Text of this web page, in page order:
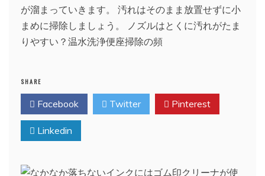
が溜まっていきます。 汚れはそのまま放置せずに小
まめに掃除しましょう。 ノズルはとくに汚れがたま
りやすい？温水洗浄便座掃除の頻
SHARE
Facebook Twitter Pinterest
Linkedin